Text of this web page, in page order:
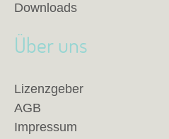
Downloads
Über uns
Lizenzgeber
AGB
Impressum